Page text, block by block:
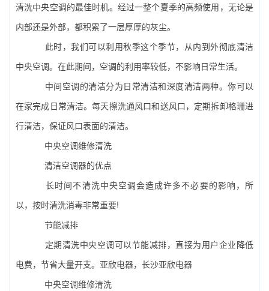
清洗中央空调的最佳时机。经过一整个夏季的高频使用，无论是
内部还是外部，都积累了一层厚厚的灰尘。
此时，我们可以利用秋季这个季节，从内到外彻底清洁
中央空调。在此期间，空调的利用率较低，不影响日常生活。
中间空调的清洁分为日常清洁和深度清洁两种。你可以
在家完成日常清洁。每天擦洗通风口和送风口，定期拆卸格珊进
行清洁，保证风口表面的清洁。
中央空调维修清洗
清洁空调器的优点
长时间不清洗中央空调会造成许多不必要的影响，所
以，按时清洗消毒非常重要!
节能减排
定期清洗中央空调可以节能减排，直接为用户企业降低
电费，节省大量开支。亚欣电器，长沙亚欣电器
中央空调维修清洗